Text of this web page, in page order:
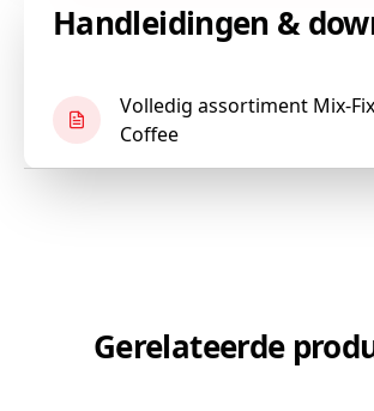
Handleidingen &
Volledig assortiment Mix-Fix
Coffee
Gerelateerde